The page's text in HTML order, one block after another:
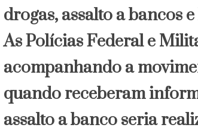
drogas, assalto a bancos
As Polícias Federal e
acompanhando a
quando receberam
assalto a banco seria